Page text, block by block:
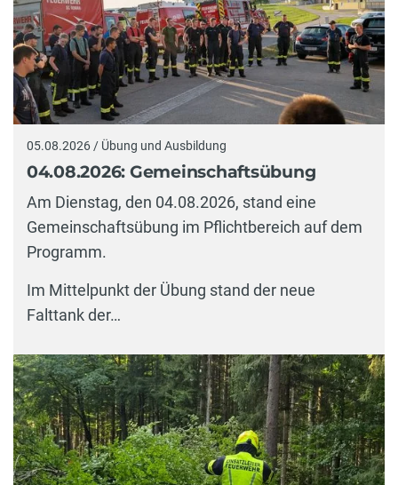
05.08.2026 / Übung und Ausbildung
04.08.2026: Gemeinschaftsübung
Am Dienstag, den 04.08.2026, stand eine
Gemeinschaftsübung im Pflichtbereich auf dem
Programm.
Im Mittelpunkt der Übung stand der neue
Falttank der…